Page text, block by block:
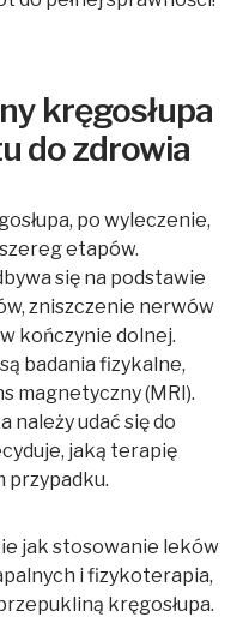
kręgosłupa
do zdrowia
po wyleczenie,
etapów.
się na podstawie
zniszczenie nerwów
kończynie dolnej.
badania fizykalne,
magnetyczny (MRI).
należy udać się do
jaką terapię
przypadku.
jak stosowanie leków
i fizykoterapia,
kręgosłupa.